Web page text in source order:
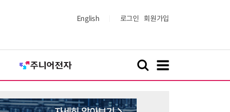
English 로그인 회원가입